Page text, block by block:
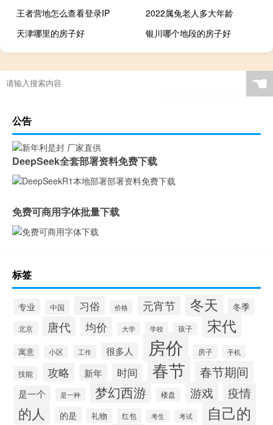
王者营地怎么查看登录IP
2022属兔老人多大年龄
天津哪里的房子好
银川哪个地段的房子好
☚
公告
DeepSeek全套部署资料免费下载
免费可商用字体批量下载
标签
专业 中国 习俗 价格 元宵节 冬天 冬季
北京 唐代 均价 大学 学校 孩子 宋代
寓意 小区 工作 很多人 房价 房子 手机
技能 攻略 新年 时间 春节 春节期间
是一个 是一种 梦幻西游 楼盘 游戏 疫情
的人 的是 礼物 红包 考生 考试 自己的